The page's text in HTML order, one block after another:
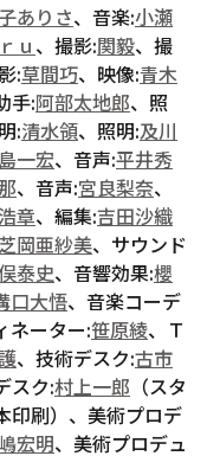
ありさ、音楽:小瀬
ｕ 、撮影:関毅、撮
:草間巧、映像:青木
手:阿部太地郎、照
:清水領、照明:及川
一宏、音声:平井秀
、音声:宮良梨奈、
章、編集:吉田沙織
芝岡亜紗美、サウンド
泰史、音響効果:櫻
口大悟、音楽コーデ
ネーター:笹原綾、Ｔ
、技術デスク:古市
スク:村上一郎 （スタ
印刷）、美術プロデ
宏明、美術プロデュ